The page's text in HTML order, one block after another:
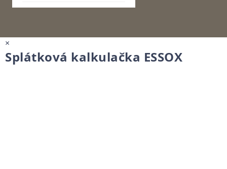
×
Splátková kalkulačka ESSOX